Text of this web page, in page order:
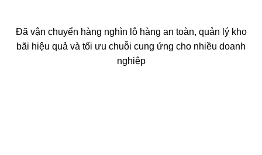
Đã vận chuyển hàng nghìn lô hàng an toàn, quản lý kho
bãi hiệu quả và tối ưu chuỗi cung ứng cho nhiều doanh
nghiệp